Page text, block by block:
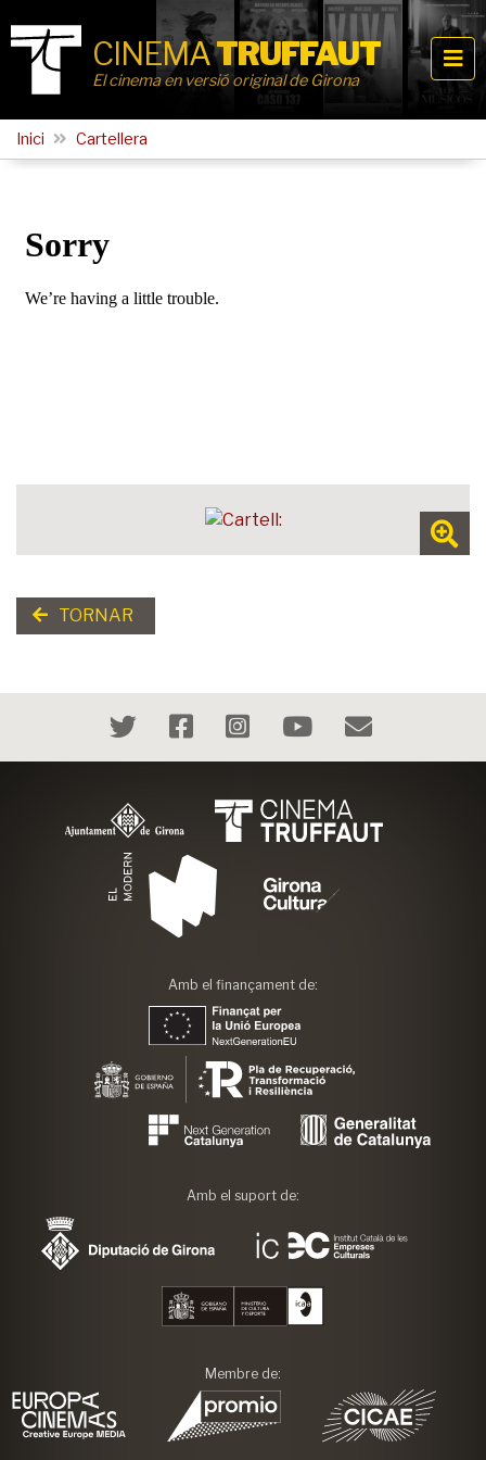
CINEMATRUFFAUT
El cinema en versió original de Girona
Inici Cartellera
TORNAR
Amb el finançament de:
Amb el suport de:
Membre de: